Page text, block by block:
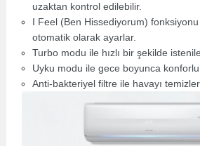
uzaktan kontrol edilebilir.
I Feel (Ben Hissediyorum) fonksiyonu
otomatik olarak ayarlar.
Turbo modu ile hızlı bir şekilde
Uyku modu ile gece boyunca
Anti-bakteriyel filtre ile havayı